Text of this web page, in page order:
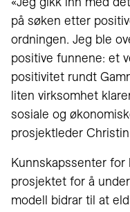
på søken etter
ordningen. Jeg ble
positive funnene: et
positivitet rundt
liten virksomhet
sosiale og
prosjektleder
Kunnskapssenter for
prosjektet for å
modell bidrar til at